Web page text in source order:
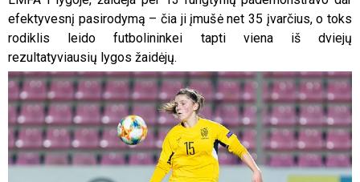
efektyvesnį pasirodymą – čia ji įmušė net 35 įvarčius, o toks
rodiklis leido futbolininkei tapti viena iš dviejų
rezultatyviausių lygos žaidėjų.